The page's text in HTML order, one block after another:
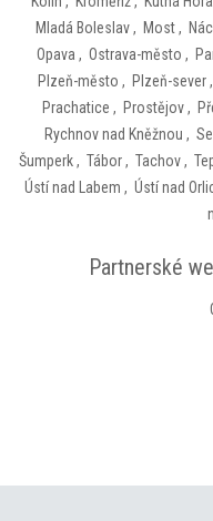
Mladá Boleslav, Most,
Opava , Ostrava-město ,
Plzeň-město , Plzeň-sever,
Prachatice , Prostějov,
Rychnov nad Kněžnou ,
Šumperk, Tábor, Tachov,
Ústí nad Labem , Ústí nad
Partnerské